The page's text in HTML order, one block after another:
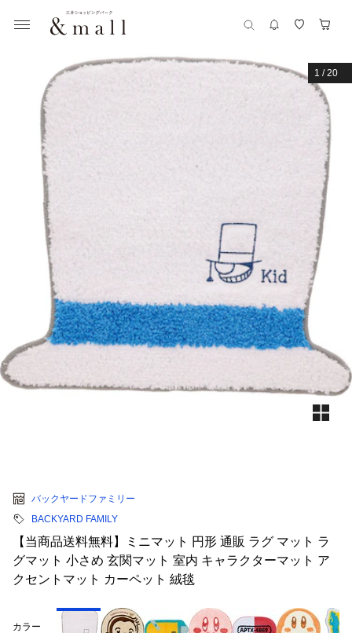
1 /20
バックヤードファミリー
BACKYARD FAMILY
【当商品送料無料】ミニマット 円形 通販 ラグ マット ラ
グマット 小さめ 玄関マット 室内 キャラクターマット ア
クセントマット カーペット 絨毯
カラー